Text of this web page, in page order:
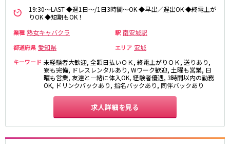
19:30～LAST ◆週1日～/1日3時間～OK ◆早出／遅出OK ◆終電上が
りOK ◆短期もOK！
業種 熟女キャバクラ 駅 南安城駅
都道府県 愛知県 エリア 安城
キーワード 未経験者大歓迎, 全額日払いＯＫ, 終電上がりＯＫ, 送りあり,
寮も完備, ドレスレンタルあり, Wワーク歓迎, 土曜も営業, 日
曜も営業, 友達と一緒に体入OK, 経験者優遇, 3時間以内の勤務
OK, ドリンクバックあり, 指名バックあり, 同伴バックあり
求人詳細を見る